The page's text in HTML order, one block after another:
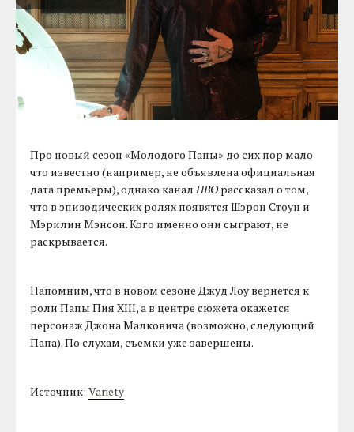
Про новый сезон «Молодого Папы» до сих пор мало
что известно (например, не объявлена официальная
дата премьеры), однако каналHBO рассказал о том,
что в эпизодических ролях появятся Шэрон Стоун и
Мэрилин Мэнсон. Кого именно они сыграют, не
раскрывается.
Напомним, что в новом сезоне Джуд Лоу вернется к
роли Папы Пия XIII, а в центре сюжета окажется
персонаж Джона Малковича (возможно, следующий
Папа). По слухам, съемки уже завершены.
Источник:Variety